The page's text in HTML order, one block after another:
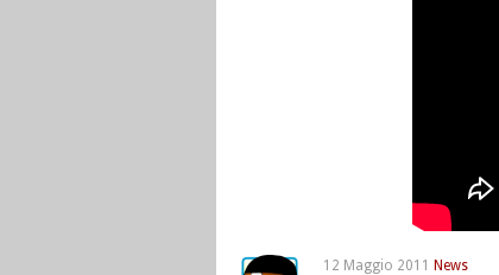
12 Maggio 2011 News